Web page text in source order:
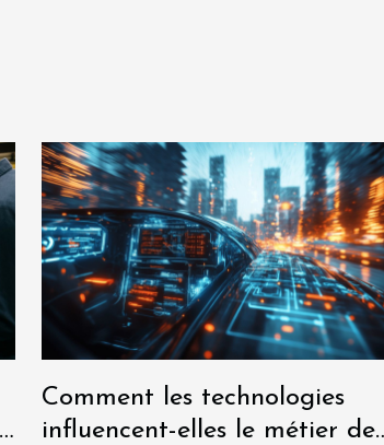
Comment les technologies
influencent-elles le métier de